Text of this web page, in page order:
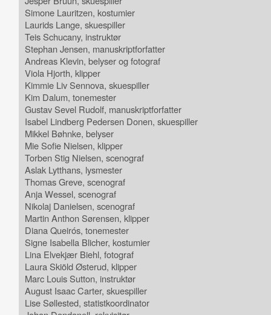
Simone Lauritzen, kostumier
Laurids Lange, skuespiller
Teis Schucany, instruktør
Stephan Jensen, manuskriptforfatter
Andreas Klevin, belyser og fotograf
Viola Hjorth, klipper
Kimmie Liv Sennova, skuespiller
Kim Dalum, tonemester
Gustav Sevel Rudolf, manuskriptforfatter
Isabel Lindberg Pedersen Donen, skuespiller
Mikkel Bøhnke, belyser
Mie Sofie Nielsen, klipper
Torben Stig Nielsen, scenograf
Aslak Lytthans, lysmester
Thomas Greve, scenograf
Anja Wessel, scenograf
Nikolaj Danielsen, scenograf
Martin Anthon Sørensen, klipper
Diana Queirós, tonemester
Signe Isabella Blicher, kostumier
Lina Elvekjær Biehl, fotograf
Laura Skiöld Østerud, klipper
Marc Louis Sutton, instruktør
August Isaac Carter, skuespiller
Lise Søllested, statistkoordinator